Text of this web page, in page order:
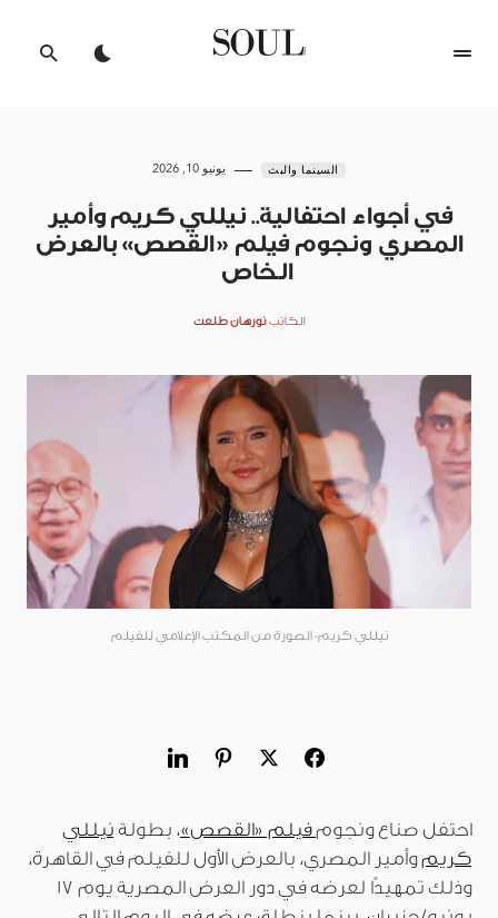
السينما والبث يونيو 10, 2026
في أجواء احتفالية.. نيللي كريم وأمير
المصري ونجوم فيلم «القصص» بالعرض
الخاص
الكاتب نورهان طلعت
نيللي كريم- الصورة من المكتب الإعلامي للفيلم
احتفل صناع ونجومفيلم «القصص»، بطولة نيللي
كريموأمير المصري، بالعرض الأول للفيلم في القاهرة،
وذلك تمهيدًا لعرضه في دور العرض المصرية يوم 17